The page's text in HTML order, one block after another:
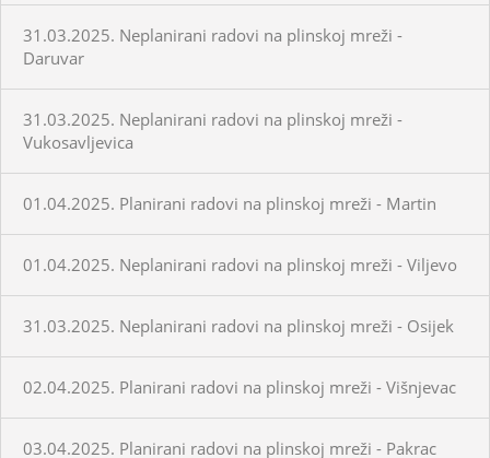
31.03.2025. Neplanirani radovi na plinskoj mreži -
Daruvar
31.03.2025. Neplanirani radovi na plinskoj mreži -
Vukosavljevica
01.04.2025. Planirani radovi na plinskoj mreži - Martin
01.04.2025. Neplanirani radovi na plinskoj mreži - Viljevo
31.03.2025. Neplanirani radovi na plinskoj mreži - Osijek
02.04.2025. Planirani radovi na plinskoj mreži - Višnjevac
03.04.2025. Planirani radovi na plinskoj mreži - Pakrac